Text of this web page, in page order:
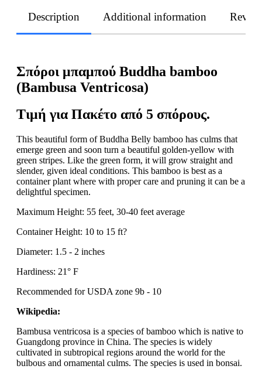
Description Additional information
Σπόροι μπαμπού Buddha bamboo
(Bambusa Ventricosa)
Τιμή για Πακέτο από 5 σπόρους.
This beautiful form of Buddha Belly bamboo has culms that
emerge green and soon turn a beautiful golden-yellow with
green stripes. Like the green form, it will grow straight and
slender, given ideal conditions. This bamboo is best as a
container plant where with proper care and pruning it can be a
delightful specimen.
Maximum Height: 55 feet, 30-40 feet average
Container Height: 10 to 15 ft?
Diameter: 1.5 - 2 inches
Hardiness: 21° F
Recommended for USDA zone 9b - 10
Wikipedia:
Bambusa ventricosa is a species of bamboo which is native to
Guangdong province in China. The species is widely
cultivated in subtropical regions around the world for the
bulbous and ornamental culms. The species is used in bonsai.